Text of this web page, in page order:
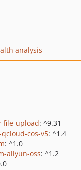
analysis
file-upload: ^9.31
cos-v5: ^1.4
: ^1.0
aliyun-oss: ^1.2